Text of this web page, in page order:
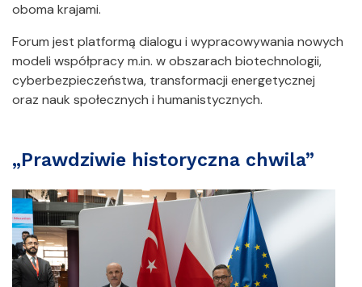
oboma krajami.
Forum jest platformą dialogu i wypracowywania nowych
modeli współpracy m.in. w obszarach biotechnologii,
cyberbezpieczeństwa, transformacji energetycznej
oraz nauk społecznych i humanistycznych.
„Prawdziwie historyczna chwila”